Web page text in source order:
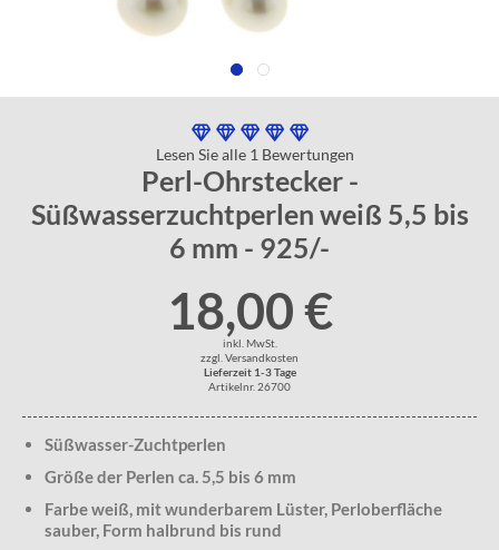
Lesen Sie alle 1 Bewertungen
Perl-Ohrstecker -
Süßwasserzuchtperlen weiß 5,5 bis
6 mm - 925/-
18,00 €
inkl. MwSt.
zzgl. Versandkosten
Lieferzeit 1-3 Tage
Artikelnr. 26700
Süßwasser-Zuchtperlen
Größe der Perlen ca. 5,5 bis 6 mm
Farbe weiß, mit wunderbarem Lüster, Perloberfläche
sauber, Form halbrund bis rund